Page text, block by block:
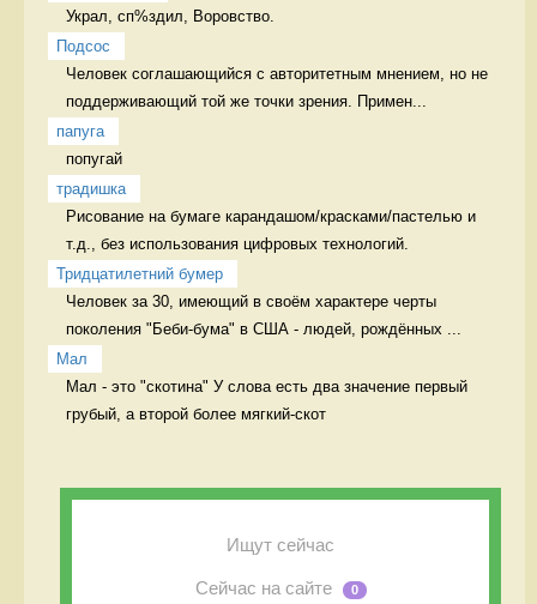
Украл, сп%здил, Воровство.
Подсос
Человек соглашающийся с авторитетным мнением, но не
поддерживающий той же точки зрения. Примен...
папуга
попугай
традишка
Рисование на бумаге карандашом/красками/пастелью и
т.д., без использования цифровых технологий.
Тридцатилетний бумер
Человек за 30, имеющий в своём характере черты
поколения "Беби-бума" в США - людей, рождённых ...
Мал
Мал - это "скотина" У слова есть два значение первый
грубый, а второй более мягкий-скот
Ищут сейчас
Сейчас на сайте 0